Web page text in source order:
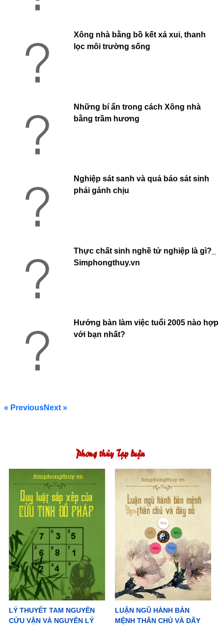
Xông nhà bằng bồ kết xả xui, thanh
lọc môi trường sống
Những bí ẩn trong cách Xông nhà
bằng trầm hương
Nghiệp sát sanh và quả báo sát sinh
phải gánh chịu
Thực chất sinh nghề tử nghiệp là gì?_
Simphongthuy.vn
Hướng bàn làm việc tuổi 2005 nào hợp
với bạn nhất?
« PreviousNext »
Phong thủy Tạp luận
LÝ THUYẾT TAM NGUYÊN
CỬU VẬN VÀ NGUYÊN LÝ
LUẬN NGŨ HÀNH BẢN
MỆNH THÂN CHỦ VÀ DÃY